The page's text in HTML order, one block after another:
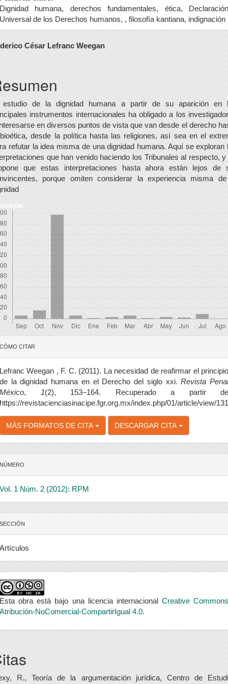
Dignidad humana, derechos fundamentales, ética, Declaración
Universal de los Derechos humanos, , filosofía kantiana, indignación
César Lefranc Weegan
estudio de la dignidad humana a partir de su aparición en
instrumentos internacionales ha obligado a los
en diversos puntos de vista que van desde el derecho
desde la política hasta las religiones, así sea en el
refutar la idea misma de una dignidad humana. Aquí se exploran
que han venido haciendo los Tribunales al respecto,
que estas interpretaciones hasta ahora están lejos de
porque omiten considerar la experiencia misma
CÓMO CITAR
Lefranc Weegan , F. C. (2011). La necesidad de reafirmar el principio
de la dignidad humana en el Derecho del siglo xxi.Revista
México, 1(2), 153–164. Recuperado a partir de
https://revistacienciasinacipe.fgr.org.mx/index.php/01/article/view/131
MÁS FORMATOS DE CITA DESCARGAR CITA
NÚMERO
Vol. 1 Núm. 2 (2012): RPM
SECCIÓN
Artículos
Esta obra está bajo una licencia internacional Creative Commons
Atribución-NoComercial-CompartirIgual 4.0.
R., Teoría de la argumentación jurídica, Centro de